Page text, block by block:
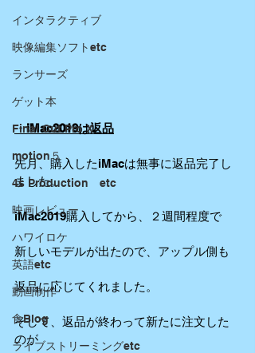
インタラクティブ
映像編集ソフトetc
ランサーズ
ゲット本
Final Cut Pro X
motion５
4s Production etc
映画レビュー
ハワイロケ
英語etc
動画制作
食Blog
ライブストリーミングetc
・iMac2019は返品
先月、購入したiMacは無事に返品完了し
ました。
iMac2019購入してから、２週間程度で
新しいモデルが出たので、アップル側も
返品に応じてくれました。
そして、返品が終わって新たに注文した
のが